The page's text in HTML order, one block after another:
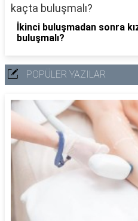
İkinci buluşmadan sonra
buluşmalı?
POPÜLER YAZILAR